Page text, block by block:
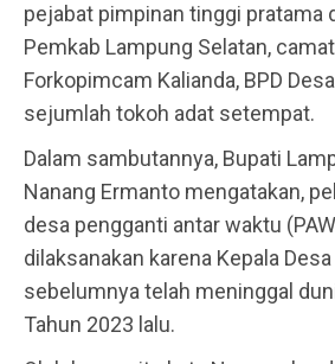
pejabat pimpinan tinggi pratama
Pemkab Lampung Selatan,
Forkopimcam Kalianda, BPD
sejumlah tokoh adat setempat.
Dalam sambutannya, Bupati
Nanang Ermanto mengatakan,
desa pengganti antar waktu
dilaksanakan karena Kepala
sebelumnya telah meninggal
Tahun 2023 lalu.